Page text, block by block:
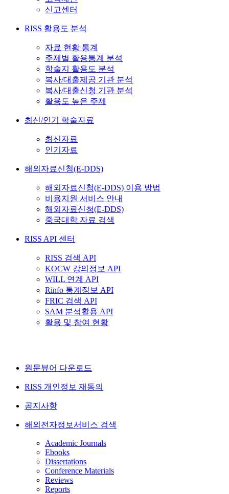
신고센터
RISS 활용도 분석
자료 현황 통계
주제별 활용통계 분석
학술지 활용도 분석
복사/대출제공 기관 분석
복사/대출신청 기관 분석
활용도 높은 주제
최신/인기 학술자료
최신자료
인기자료
해외자료신청(E-DDS)
해외자료신청(E-DDS) 이용 방법
비용지원 서비스 안내
해외자료신청(E-DDS)
중국대학 자료 검색
RISS API 센터
RISS 검색 API
KOCW 강의정보 API
WILL 연계 API
Rinfo 통계정보 API
FRIC 검색 API
SAM 분석활용 API
활용 및 참여 현황
원문뷰어 다운로드
RISS 개인정보 재동의
공지사항
해외전자정보서비스 검색
Academic Journals
Ebooks
Dissertations
Conference Materials
Reviews
Reports